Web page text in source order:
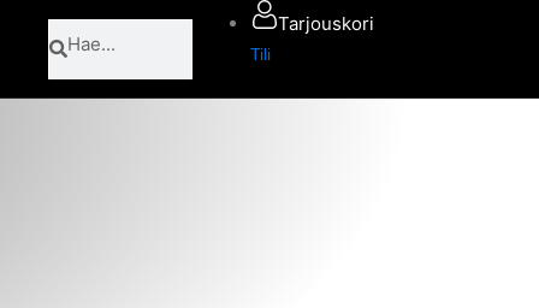
Tili
Tarjouskori